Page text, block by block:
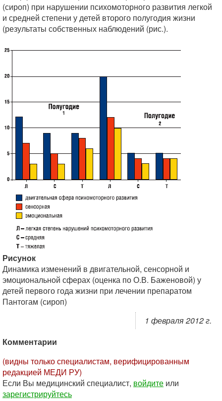
(сироп) при нарушении психомоторного развития легкой
и средней степени у детей второго полугодия жизни
(результаты собственных наблюдений (рис.).
Рисунок
Динамика изменений в двигательной, сенсорной и
эмоциональной сферах (оценка по О.В. Баженовой) у
детей первого года жизни при лечении препаратом
Пантогам (сироп)
1 февраля 2012 г.
Комментарии
(видны только специалистам, верифицированным
редакцией МЕДИ РУ)
Если Вы медицинский специалист, войдите или
зарегистрируйтесь